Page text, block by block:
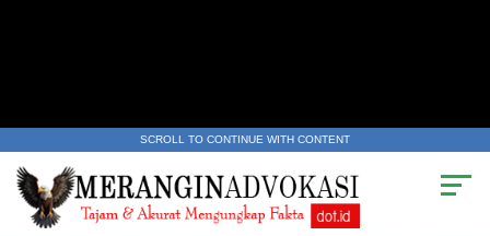
SCROLL TO CONTINUE WITH CONTENT